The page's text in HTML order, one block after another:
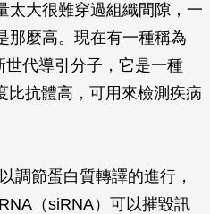
太大很難穿過組織間隙，一
那麼高。現在有一種稱為
世代導引分子，它是一種
比抗體高，可用來檢測疾病
調節蛋白質轉譯的進行，
（siRNA）可以摧毀訊